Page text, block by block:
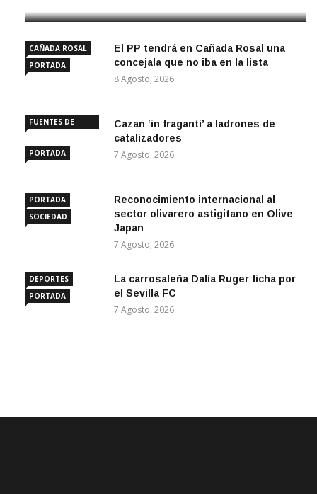
CAÑADA ROSAL
PORTADA
El PP tendrá en Cañada Rosal una
concejala que no iba en la lista
8 Agosto, 2026
FUENTES DE
PORTADA
Cazan ‘in fraganti’ a ladrones de
catalizadores
7 Agosto, 2026
PORTADA
SOCIEDAD
Reconocimiento internacional al
sector olivarero astigitano en Olive
Japan
7 Agosto, 2026
DEPORTES
PORTADA
La carrosaleña Dalía Ruger ficha por
el Sevilla FC
7 Agosto, 2026